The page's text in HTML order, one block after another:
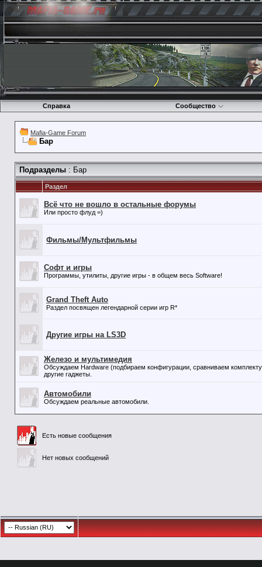
Справка Сообщество
Mafia-Game Forum
Бар
Подразделы : Бар
Раздел
Всё что не вошло в остальные форумы
Или просто флуд =)
Фильмы/Мультфильмы
Софт и игры
Программы, утилиты, другие игры - в общем весь Software!
Grand Theft Auto
Раздел посвящен легендарной серии игр R*
Другие игры на LS3D
Железо и мультимедия
Обсуждаем Hardware (подбираем конфигурации, сравниваем
другие гаджеты.
Автомобили
Обсуждаем реальные автомобили.
Есть новые сообщения
Нет новых сообщений